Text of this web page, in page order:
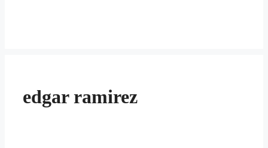
edgar ramirez